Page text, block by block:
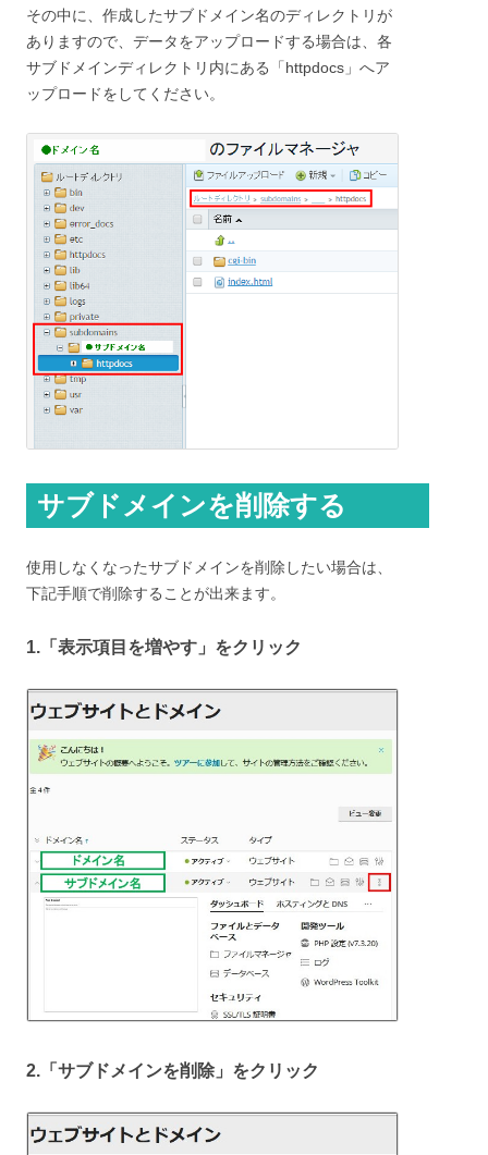
その中に、作成したサブドメイン名のディレクトリが
ありますので、データをアップロードする場合は、各
サブドメインディレクトリ内にある「httpdocs」へア
ップロードをしてください。
サブドメインを削除する
使用しなくなったサブドメインを削除したい場合は、
下記手順で削除することが出来ます。
1.「表示項目を増やす」をクリック
2.「サブドメインを削除」をクリック